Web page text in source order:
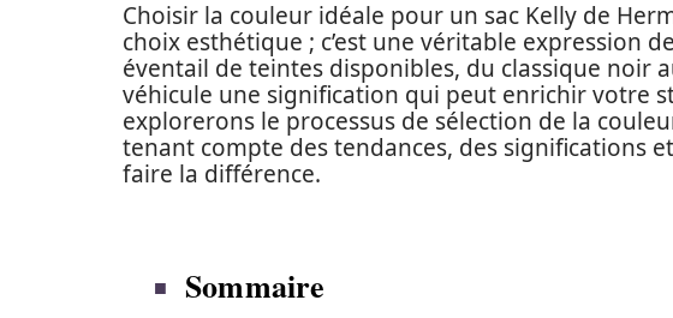
Choisir la couleur idéale pour un sac Kelly de
choix esthétique ; c’est une véritable expression
éventail de teintes disponibles, du classique noir
véhicule une signification qui peut enrichir votre
explorerons le processus de sélection de la
tenant compte des tendances, des significations
faire la différence.
Sommaire